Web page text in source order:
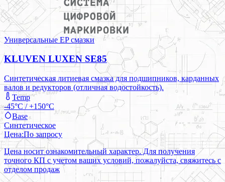
Универсальные EP смазки
KLUVEN LUXEN SE85
Синтетическая литиевая смазка для подшипников, карданных
валов и редукторов (отличная водостойкость).
Temp
-45°C / +150°C
Base
Синтетическое
Цена:По запросу
Цена носит ознакомительный характер. Для получения
точного КП с учетом ваших условий, пожалуйста, свяжитесь с
отделом продаж